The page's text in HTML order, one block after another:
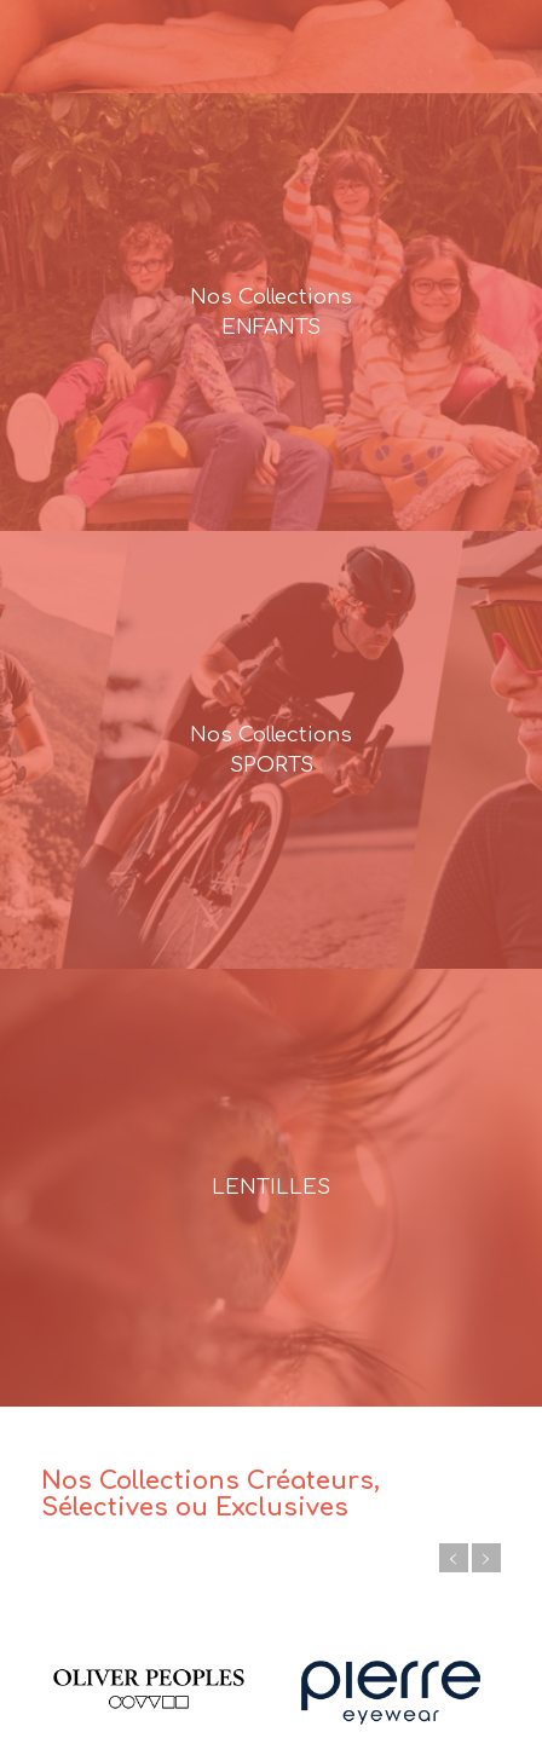
Nos Collections
ENFANTS
Nos Collections
SPORTS
LENTILLES
Nos Collections Créateurs,
Sélectives ou Exclusives